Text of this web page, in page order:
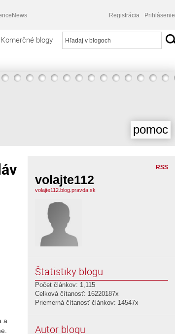
Registrácia Prihlásenie
Komerčné blogy
pomoc
a
RSS
volajte112
volajte112.blog.pravda.sk
Štatistiky blogu
Počet článkov: 1,115
Celková čítanosť: 16220187x
Priemerná čítanosť článkov: 14547x
Autor blogu